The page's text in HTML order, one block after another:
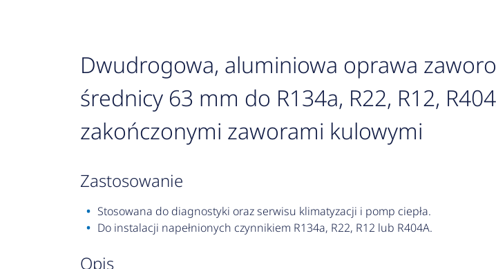
Dwudrogowa, aluminiowa oprawa
średnicy 63 mm do R134a, R22, R12,
zakończonymi zaworami kulowymi
zastosowanie
Stosowana do diagnostyki oraz serwisu klimatyzacji i pomp ciepła.
Do instalacji napełnionych czynnikiem R134a, R22, R12 lub R404A.
opis